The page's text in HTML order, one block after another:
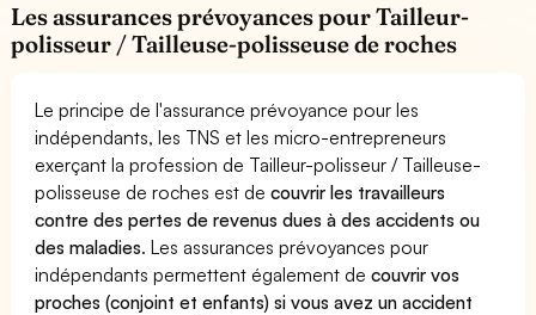
Les assurances prévoyances pour Tailleur-
polisseur / Tailleuse-polisseuse de roches
Le principe de l'assurance prévoyance pour les
indépendants, les TNS et les micro-entrepreneurs
exerçant la profession de Tailleur-polisseur / Tailleuse-
polisseuse de roches est decouvrir les travailleurs
contre des pertes de revenus dues à des accidents ou
des maladies. Les assurances prévoyances pour
indépendants permettent également decouvrir vos
proches (conjoint et enfants) si vous avez un accident